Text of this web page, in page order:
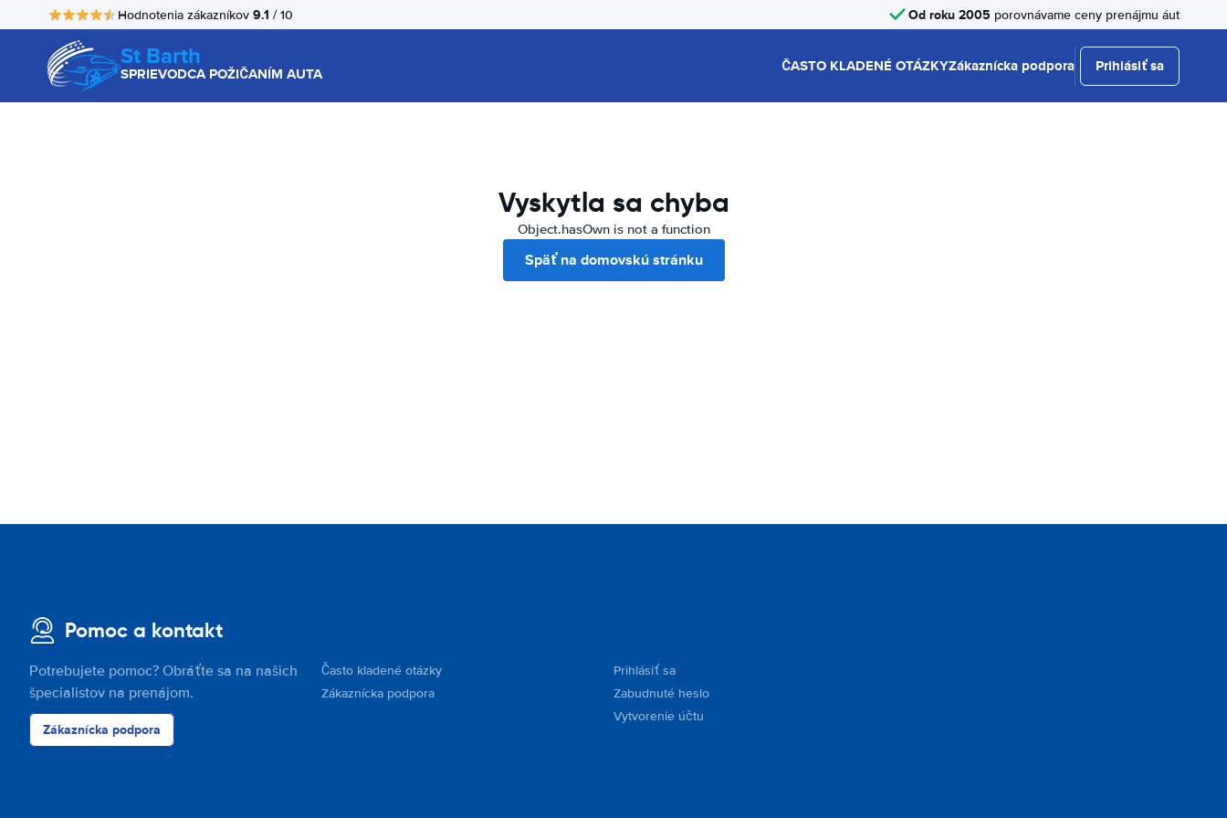
Hodnotenia zákazníkov 9.1 / 10 Od roku 2005 porovnávame ceny prenájmu áut
St Barth
SPRIEVODCA POŽIČANÍM AUTA ČASTO KLADENÉ OTÁZKYZákaznícka podpora Prihlásiť sa
Vyskytla sa chyba
Object.hasOwn is not a function
Späť na domovskú stránku
Pomoc a kontakt
Potrebujete pomoc? Obráťte sa na našich
špecialistov na prenájom.
Zákaznícka podpora
Často kladené otázky
Zákaznícka podpora
Prihlásiť sa
Zabudnuté heslo
Vytvorenie účtu